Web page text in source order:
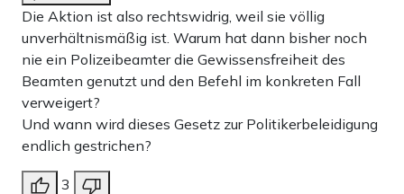
Die Aktion ist also rechtswidrig, weil sie völlig
unverhältnismäßig ist. Warum hat dann bisher noch
nie ein Polizeibeamter die Gewissensfreiheit des
Beamten genutzt und den Befehl im konkreten Fall
verweigert?
Und wann wird dieses Gesetz zur Politikerbeleidigung
endlich gestrichen?
3